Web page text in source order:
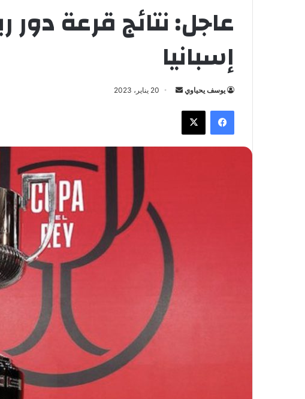
عاجل: نتائج قرعة
إسبانيا
يوسف يحياوي
ب
ك
و
20 يناير، 2023
فيسبوك